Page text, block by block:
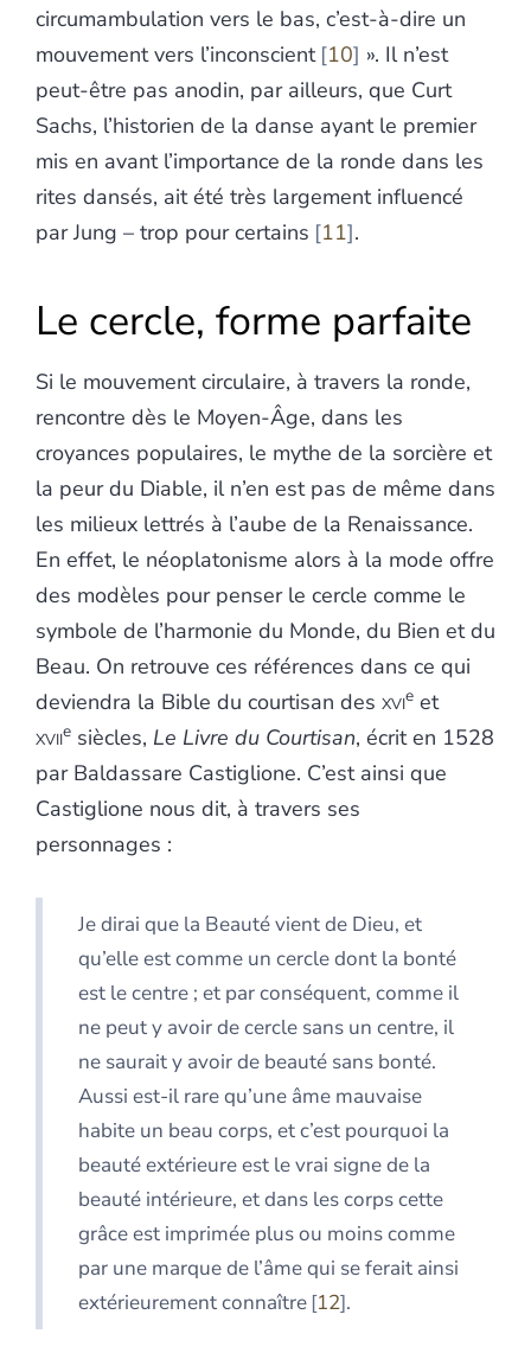
circumambulation vers le bas, c’est-à-dire un
mouvement vers l’inconscient 10 ». Il n’est
peut-être pas anodin, par ailleurs, que Curt
Sachs, l’historien de la danse ayant le premier
mis en avant l’importance de la ronde dans les
rites dansés, ait été très largement influencé
par Jung – trop pour certains 11 .
Le cercle, forme parfaite
Si le mouvement circulaire, à travers la ronde,
rencontre dès le Moyen-Âge, dans les
croyances populaires, le mythe de la sorcière et
la peur du Diable, il n’en est pas de même dans
les milieux lettrés à l’aube de la Renaissance.
En effet, le néoplatonisme alors à la mode offre
des modèles pour penser le cercle comme le
symbole de l’harmonie du Monde, du Bien et du
Beau. On retrouve ces références dans ce qui
deviendra la Bible du courtisan des xvie et
xviie siècles, Le Livre du Courtisan, écrit en 1528
par Baldassare Castiglione. C’est ainsi que
Castiglione nous dit, à travers ses
personnages :
Je dirai que la Beauté vient de Dieu, et
qu’elle est comme un cercle dont la bonté
est le centre ; et par conséquent, comme il
ne peut y avoir de cercle sans un centre, il
ne saurait y avoir de beauté sans bonté.
Aussi est-il rare qu’une âme mauvaise
habite un beau corps, et c’est pourquoi la
beauté extérieure est le vrai signe de la
beauté intérieure, et dans les corps cette
grâce est imprimée plus ou moins comme
par une marque de l’âme qui se ferait ainsi
extérieurement connaître 12 .